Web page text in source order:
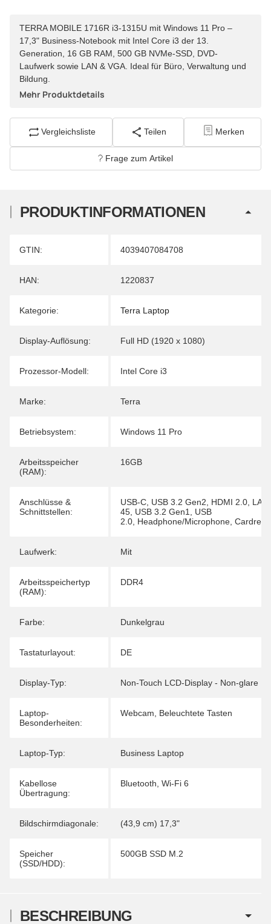
TERRA MOBILE 1716R i3-1315U mit Windows 11 Pro –
17,3" Business-Notebook mit Intel Core i3 der 13.
Generation, 16 GB RAM, 500 GB NVMe-SSD, DVD-
Laufwerk sowie LAN & VGA. Ideal für Büro, Verwaltung und
Bildung.
Mehr Produktdetails
Vergleichsliste Teilen Merken
Frage zum Artikel
PRODUKTINFORMATIONEN
Produkteigenschaft
Wert
GTIN: 4039407084708
HAN: 1220837
Kategorie: Terra Laptop
Display-Auflösung: Full HD (1920 x 1080)
Prozessor-Modell: Intel Core i3
Marke: Terra
Betriebsystem: Windows 11 Pro
Arbeitsspeicher
(RAM):
16GB
Anschlüsse &
Schnittstellen:
USB-C USB 3.2 Gen2 HDMI 2.0 LAN
45 USB 3.2 Gen1
USB
2.0 Headphone/Microphone
Laufwerk: Mit
Arbeitsspeichertyp
(RAM):
DDR4
Farbe: Dunkelgrau
Tastaturlayout: DE
Display-Typ: Non-Touch LCD-Display - Non-glare
Laptop-
Besonderheiten:
Webcam Beleuchtete Tasten
Laptop-Typ: Business Laptop
Kabellose
Übertragung:
Bluetooth Wi-Fi 6
Bildschirmdiagonale: (43,9 cm) 17,3"
Speicher
(SSD/HDD):
500GB SSD M.2
BESCHREIBUNG